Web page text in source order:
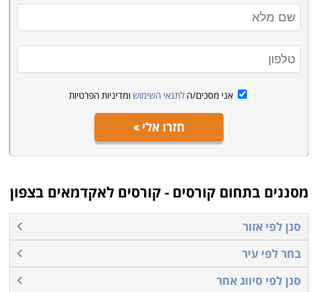
במבחר מכללות, בכל אזורי הארץ.
קראו בקטגורית קורסים לאקדמאים את פירוט הקורסים,
בחרו את הקורס המתאים, מלאו את הפרטים ונציג הקורס
יצור אתכם קשר בהקדם.
אני מסכים/ה לתנאי השימוש ומדיניות הפרטיות
חזרו אלי
מסננים בתחום קורסים - קורסים לאקדמאים בצפון
סנן לפי אזור
בחר לפי עיר
סנן לפי סיווג אחר